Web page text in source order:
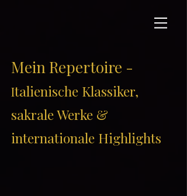
Mein Repertoire -
Italienische Klassiker,
sakrale Werke &
internationale Highlights